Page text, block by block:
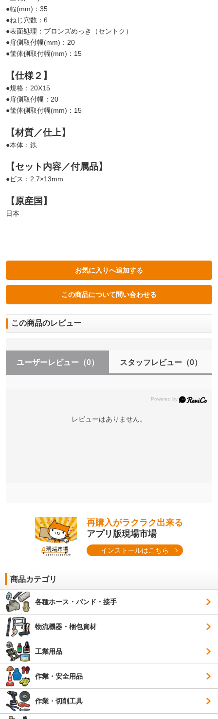
●幅(mm)：35
●ねじ穴数：6
●表面処理：ブロンズめっき（セントク）
●扉側取付幅(mm)：20
●筐体側取付幅(mm)：15
【仕様２】
●規格：20X15
●扉側取付幅：20
●筐体側取付幅(mm)：15
【材質／仕上】
●本体：鉄
【セット内容／付属品】
●ビス：2.7×13mm
【原産国】
日本
この商品のレビュー
ユーザーレビュー （0） スタッフレビュー（0）
レビューはありません。
再購入がラクラク出来る
アプリ版現場市場
インストールはこちら
商品カテゴリ
各種ホース・バンド・接手
物流機器・梱包資材
工業用品
作業・安全用品
作業・切削工具